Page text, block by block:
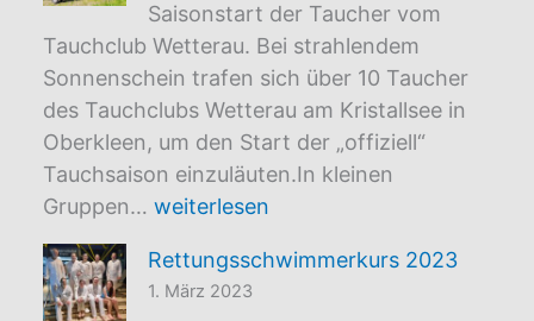
Saisonstart der Taucher vom
Tauchclub Wetterau. Bei strahlendem
Sonnenschein trafen sich über 10 Taucher
des Tauchclubs Wetterau am Kristallsee in
Oberkleen, um den Start der „offiziell“
Tauchsaison einzuläuten.In kleinen
Gruppen… Antauchen
weiterlesen
Rettungsschwimmerkurs 2023
1. März 2023